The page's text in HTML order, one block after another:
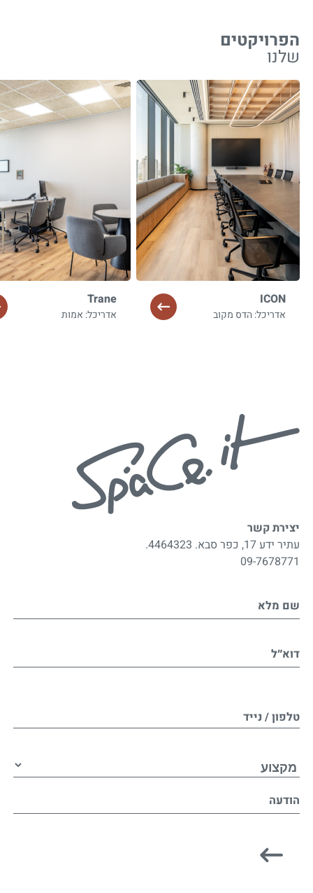
הפרויקטים
שלנו
ICON
אדריכל: הדס מקוב
Trane
אדריכל: אמות
יצירת קשר
עתיר ידע 17, כפר סבא. 4464323.
09-7678771
שם מלא
דוא״ל
טלפון / נייד
הודעה